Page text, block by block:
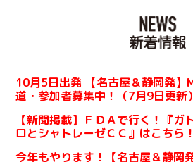
10月5日出発 【名古屋＆静岡発
道・参加者募集中！（7月9日更新）
【新聞掲載】ＦＤＡで行く！『ガ
ロとシャトレーゼＣＣ』はこちら
今年もやります！【名古屋＆静岡